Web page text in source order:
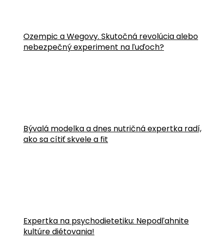
Ozempic a Wegovy. Skutočná revolúcia alebo
nebezpečný experiment na ľuďoch?
Bývalá modelka a dnes nutričná expertka radí,
ako sa cítiť skvele a fit
Expertka na psychodietetiku: Nepodľahnite
kultúre diétovania!